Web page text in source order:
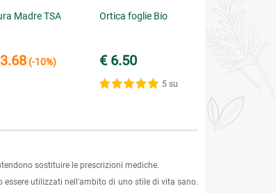
Madre TSA
(-10%)
Ortica foglie Bio
€ 6.50
5 su 5
sostituire le prescrizioni mediche.
essere utilizzati nell'ambito di uno stile di vita sano.